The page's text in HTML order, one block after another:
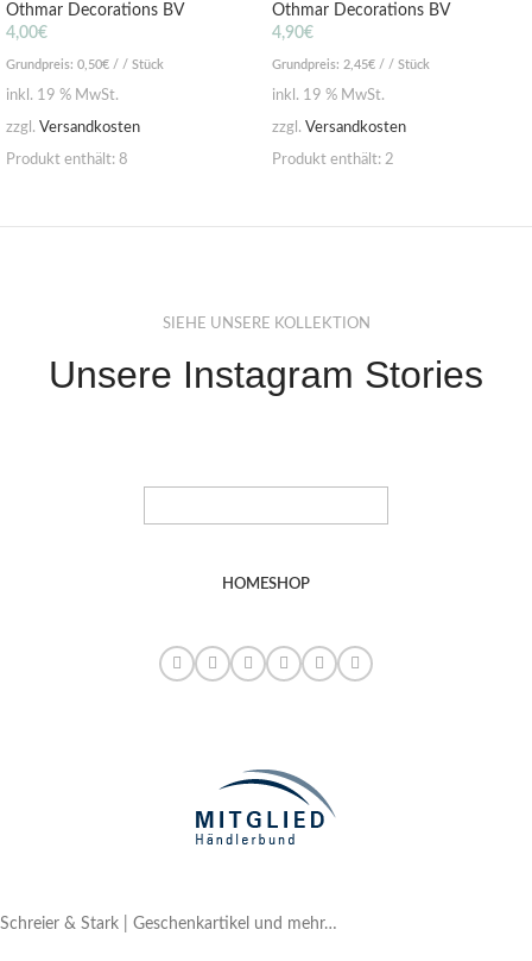
Othmar Decorations BV
4,00€
Grundpreis: 0,50€ / / Stück
inkl. 19 % MwSt.
zzgl. Versandkosten
Produkt enthält: 8
Othmar Decorations BV
4,90€
Grundpreis: 2,45€ / / Stück
inkl. 19 % MwSt.
zzgl. Versandkosten
Produkt enthält: 2
SIEHE UNSERE KOLLEKTION
Unsere Instagram Stories
HOMESHOP
Schreier & Stark | Geschenkartikel und mehr…